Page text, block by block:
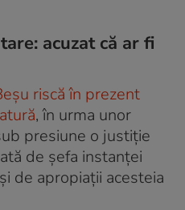
acuzat că ar fi
riscă în prezent
, în urma unor
presiune o justiție
de șefa instanței
de apropiații acesteia